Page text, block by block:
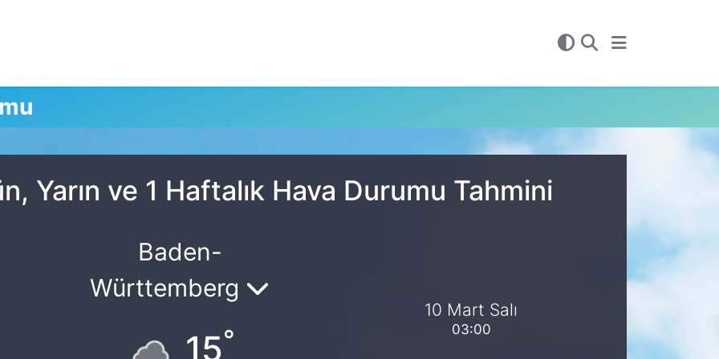
Yarın ve 1 Haftalık Hava Durumu Tahmini
Baden-
Württemberg
15°
10 Mart Salı
03:00